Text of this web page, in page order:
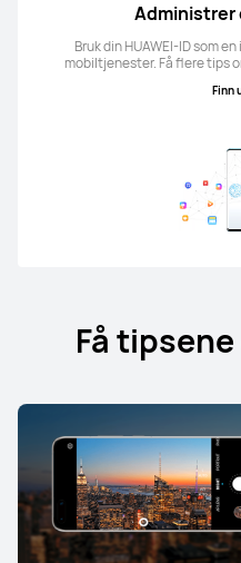
Administrer
Bruk din HUAWEI-ID som
mobiltjenester. Få flere tips
Finn
Få